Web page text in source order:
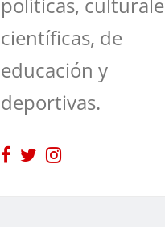
políticas,
científicas, de
educación y
deportivas.